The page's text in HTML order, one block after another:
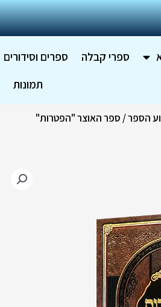
ספרי קבלה ספרים וסידורים
תמונות
הספר/ ספר האוצר "הפטרות"